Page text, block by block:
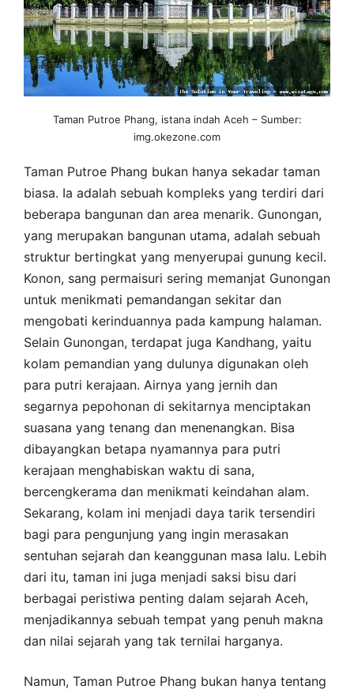
Taman Putroe Phang, istana indah Aceh – Sumber:
img.okezone.com
Taman Putroe Phang bukan hanya sekadar taman
biasa. Ia adalah sebuah kompleks yang terdiri dari
beberapa bangunan dan area menarik. Gunongan,
yang merupakan bangunan utama, adalah sebuah
struktur bertingkat yang menyerupai gunung kecil.
Konon, sang permaisuri sering memanjat Gunongan
untuk menikmati pemandangan sekitar dan
mengobati kerinduannya pada kampung halaman.
Selain Gunongan, terdapat juga Kandhang, yaitu
kolam pemandian yang dulunya digunakan oleh
para putri kerajaan. Airnya yang jernih dan
segarnya pepohonan di sekitarnya menciptakan
suasana yang tenang dan menenangkan. Bisa
dibayangkan betapa nyamannya para putri
kerajaan menghabiskan waktu di sana,
bercengkerama dan menikmati keindahan alam.
Sekarang, kolam ini menjadi daya tarik tersendiri
bagi para pengunjung yang ingin merasakan
sentuhan sejarah dan keanggunan masa lalu. Lebih
dari itu, taman ini juga menjadi saksi bisu dari
berbagai peristiwa penting dalam sejarah Aceh,
menjadikannya sebuah tempat yang penuh makna
dan nilai sejarah yang tak ternilai harganya.
Namun, Taman Putroe Phang bukan hanya tentang